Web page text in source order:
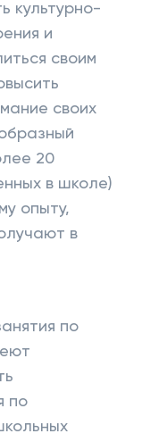
культурно-
и
своим
своих
20
в школе)
опыту,
в
по
по